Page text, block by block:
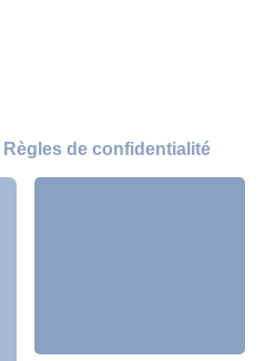
Règles de confidentialité